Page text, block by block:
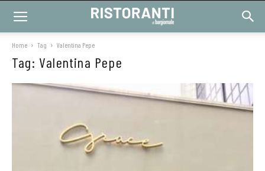
Home Tag Valentina Pepe
Tag: Valentina Pepe